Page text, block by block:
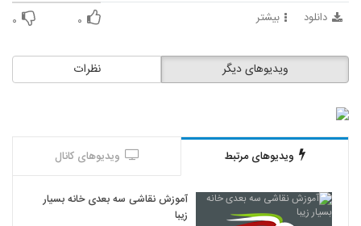
دانلود بیشتر ۰ ۰
نظرات ویدیوهای دیگر
ویدیوهای مرتبط ویدیوهای کانال
آموزش نقاشی سه بعدی خانه بسیار
زیبا